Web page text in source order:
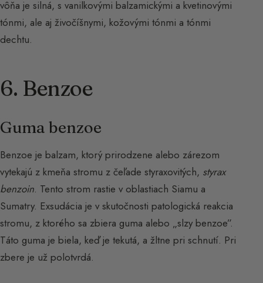
vôňa je silná, s vanilkovými balzamickými a kvetinovými
tónmi, ale aj živočíšnymi, kožovými tónmi a tónmi
dechtu.
6. Benzoe
Guma benzoe
Benzoe je balzam, ktorý prirodzene alebo zárezom
vytekajú z kmeňa stromu z čeľade styraxovitých, styrax
benzoin. Tento strom rastie v oblastiach Siamu a
Sumatry. Exsudácia je v skutočnosti patologická reakcia
stromu, z ktorého sa zbiera guma alebo „slzy benzoe”.
Táto guma je biela, keď je tekutá, a žltne pri schnutí. Pri
zbere je už polotvrdá.